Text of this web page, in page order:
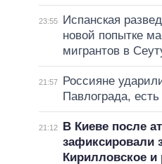
23:55
Испанская
новой попытке
мигрантов в
21:57
Россияне
Павлограда,
21:12
В Киеве после
зафиксировали
Кирилловское